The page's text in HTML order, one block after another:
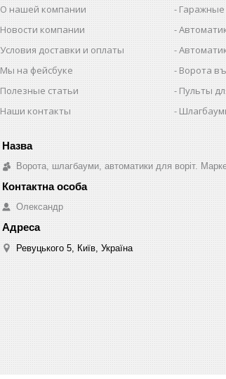
О нашей компании
Новости компании
Условия доставки и оплаты
Мы на фейсбуке
Полезные статьи
Наши контакты
Ворота
Пульты
Ворота, шлагбауми, автоматики для воріт.
Олександр
Ревуцького 5, Київ, Україна